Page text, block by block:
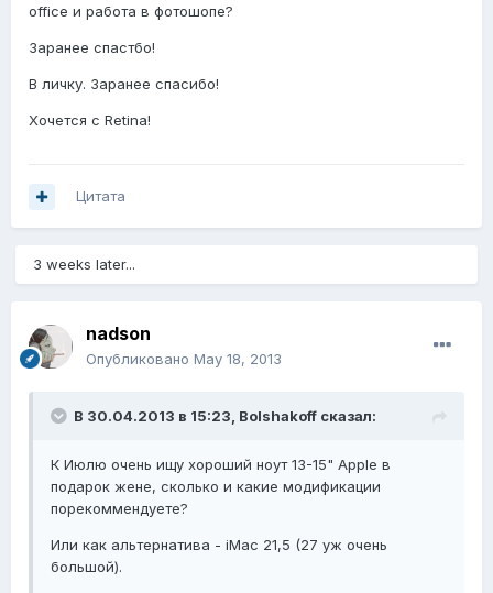
office и работа в фотошопе?
Заранее спастбо!
В личку. Заранее спасибо!
Хочется с Retina!
Цитата
3 weeks later...
nadson
Опубликовано May 18, 2013
В 30.04.2013 в 15:23, Bolshakoff сказал:
К Июлю очень ищу хороший ноут 13-15" Apple в
подарок жене, сколько и какие модификации
порекоммендуете?
Или как альтернатива - iMac 21,5 (27 уж очень
большой).